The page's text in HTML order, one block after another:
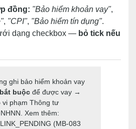
đồng: "Bảo hiểm khoản vay",
, "CPI", "Bảo hiểm tín dụng".
dạng checkbox — bỏ tick nếu
ghi bảo hiểm khoản vay
bắt buộc để được vay →
vi phạm Thông tư
Xem thêm:
(MB-083